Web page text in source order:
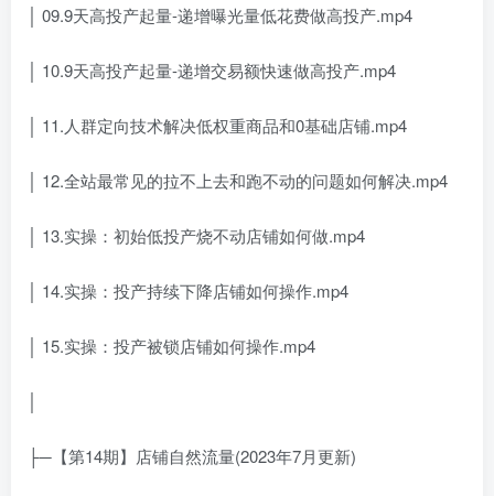
│ 09.9天高投产起量-递增曝光量低花费做高投产.mp4
│ 10.9天高投产起量-递增交易额快速做高投产.mp4
│ 11.人群定向技术解决低权重商品和0基础店铺.mp4
│ 12.全站最常见的拉不上去和跑不动的问题如何解决.mp4
│ 13.实操：初始低投产烧不动店铺如何做.mp4
│ 14.实操：投产持续下降店铺如何操作.mp4
│ 15.实操：投产被锁店铺如何操作.mp4
├─【第14期】店铺自然流量(2023年7月更新)